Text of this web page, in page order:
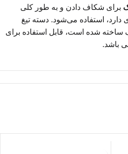
برای شکاف دادن و به طور کلی
دارد، استفاده می‌شود. دسته تیغ
نازک ساخته شده است، قابل استفاده برای